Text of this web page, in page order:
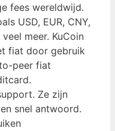
fees wereldwijd.
USD, EUR, CNY,
veel meer. KuCoin
fiat door gebruik
peer fiat
Ze zijn
snel antwoord.